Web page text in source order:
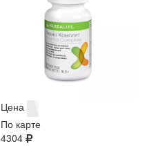
Цена
По карте
4304